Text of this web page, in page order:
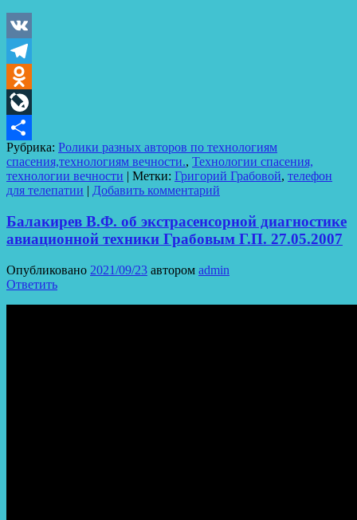
VK
Telegram
Odnoklassniki
LiveJournal
Отправить
Рубрика: Ролики разных авторов по технологиям
спасения,технологиям вечности., Технологии спасения,
технологии вечности | Метки: Григорий Грабовой, телефон
для телепатии | Добавить комментарий
Балакирев В.Ф. об экстрасенсорной диагностике
авиационной техники Грабовым Г.П. 27.05.2007
Опубликовано 2021/09/23 автором admin
Ответить